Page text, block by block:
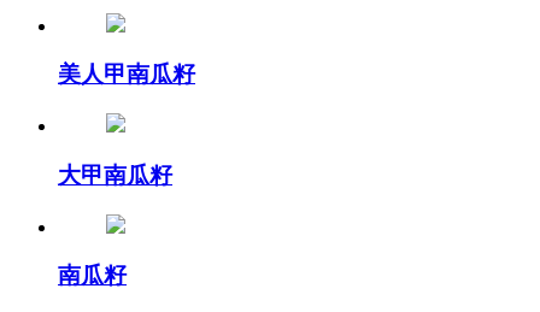
美人甲南瓜籽
大甲南瓜籽
南瓜籽